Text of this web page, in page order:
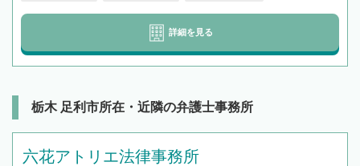
詳細を見る
栃木 足利市所在・近隣の弁護士事務所
六花アトリエ法律事務所